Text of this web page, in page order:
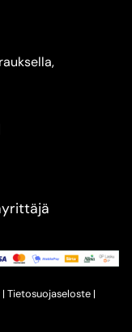
Tietosuojaseloste |